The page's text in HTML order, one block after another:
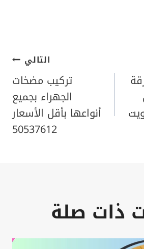
التالي
تركيب مضخات
الجهراء بجميع
أنواعها بأقل الأسعار
50537612
ذات صلة